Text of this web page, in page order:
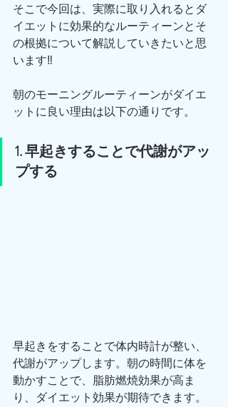
そこで今回は、実際に取り入れるとダ
イエットに効果的なルーティーンとそ
の根拠について解説していきたいと思
います‼️
朝のモーニングルーティーンがダイエ
ットに良い理由は以下の通りです。
1. 早起きすることで代謝がアッ
プする
早起きをすることで体内時計が整い、
代謝がアップします。朝の時間に体を
動かすことで、脂肪燃焼効果が高ま
り、ダイエット効果が期待できます。